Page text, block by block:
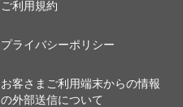
ご利用規約
プライバシーポリシー
お客さまご利用端末からの情報
の外部送信について